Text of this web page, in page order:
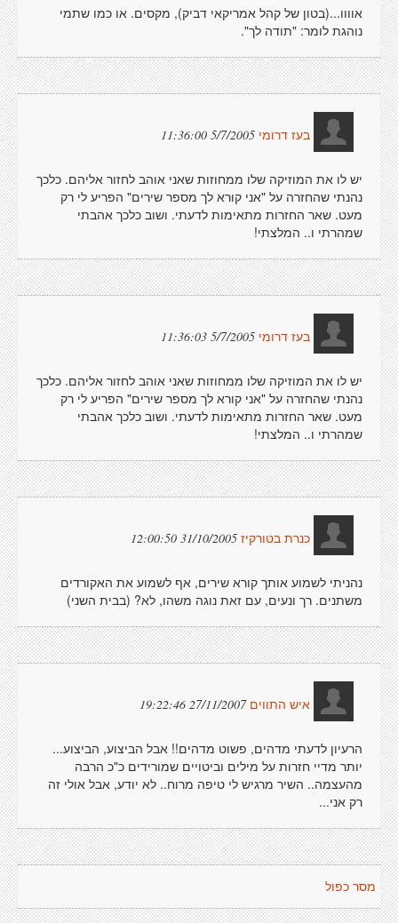
אוווו...(בטון של קהל אמריקאי דביק), מקסים. או כמו שתמי
נוהגת לומר: "תודה לך".
בעז דרומי 5/7/2005 11:36:00
יש לו את המוזיקה שלו ממחוזות שאני אוהב לחזור אליהם. כלכך
נהנתי שהחזרה על "אני קורא לך מספר שירים" הפריע לי רק
מעט. שאר החזרות מתאימות לדעתי. ושוב כלכך אהבתי
שמהרתי ו.. המלצתי!
בעז דרומי 5/7/2005 11:36:03
יש לו את המוזיקה שלו ממחוזות שאני אוהב לחזור אליהם. כלכך
נהנתי שהחזרה על "אני קורא לך מספר שירים" הפריע לי רק
מעט. שאר החזרות מתאימות לדעתי. ושוב כלכך אהבתי
שמהרתי ו.. המלצתי!
כנרת בטורקיז 31/10/2005 12:00:50
נהניתי לשמוע אותך קורא שירים, אף לשמוע את האקורדים
משתנים. רך ונעים, עם זאת נוגה משהו, לא? (בבית השני)
איש התווים 27/11/2007 19:22:46
הרעיון לדעתי מדהים, פשוט מדהים!! אבל הביצוע, הביצוע...
יותר מדיי חזרות על מילים וביטויים שמורידים כ"כ הרבה
מהעצמה.. השיר מרגיש לי טיפה מרוח.. לא יודע, אבל אולי זה
רק אני...
מסר כפול